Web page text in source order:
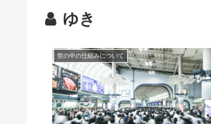
ゆき
世の中の仕組みについて